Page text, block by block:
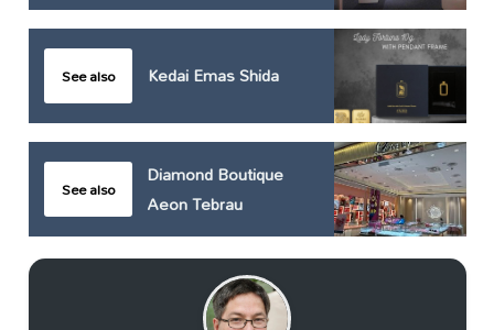
See also Kedai Emas Shida
See also
Diamond Boutique
Aeon Tebrau